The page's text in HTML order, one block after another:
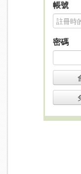
帳號
密碼